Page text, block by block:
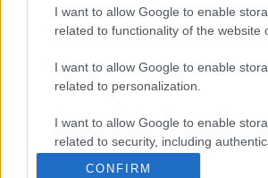
I want to allow Google to enable
related to functionality of the website
I want to allow Google to enable
related to personalization.
I want to allow Google to enable
related to security, including
CONFIRM
Amire többmillióan
másodfokúra
KIEMELT